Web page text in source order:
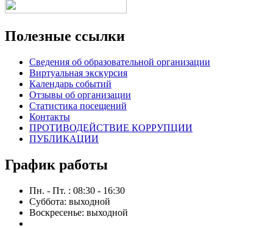
Полезные ссылки
Сведения об образовательной организации
Виртуальная экскурсия
Календарь событий
Отзывы об организации
Статистика посещений
Контакты
ПРОТИВОДЕЙСТВИЕ КОРРУПЦИИ
ПУБЛИКАЦИИ
График работы
Пн. - Пт. : 08:30 - 16:30
Суббота: выходной
Воскресенье: выходной